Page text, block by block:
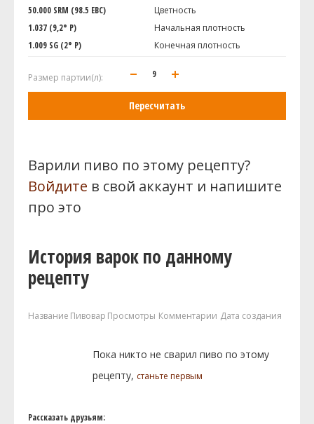
50.000 SRM (98.5 EBC)
Цветность
1.037 (9,2° P)
Начальная плотность
1.009 SG (2° P)
Конечная плотность
Размер партии(л):
Пересчитать
Варили пиво по этому рецепту?
Войдите в свой аккаунт и напишите
про это
История варок по данному
рецепту
Название Пивовар Просмотры Комментарии Дата создания
Пока никто не сварил пиво по этому
рецепту, станьте первым
Рассказать друзьям: